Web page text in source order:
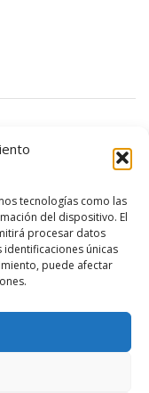
tecnologías como las
del dispositivo. El
procesar datos
únicas
puede afectar